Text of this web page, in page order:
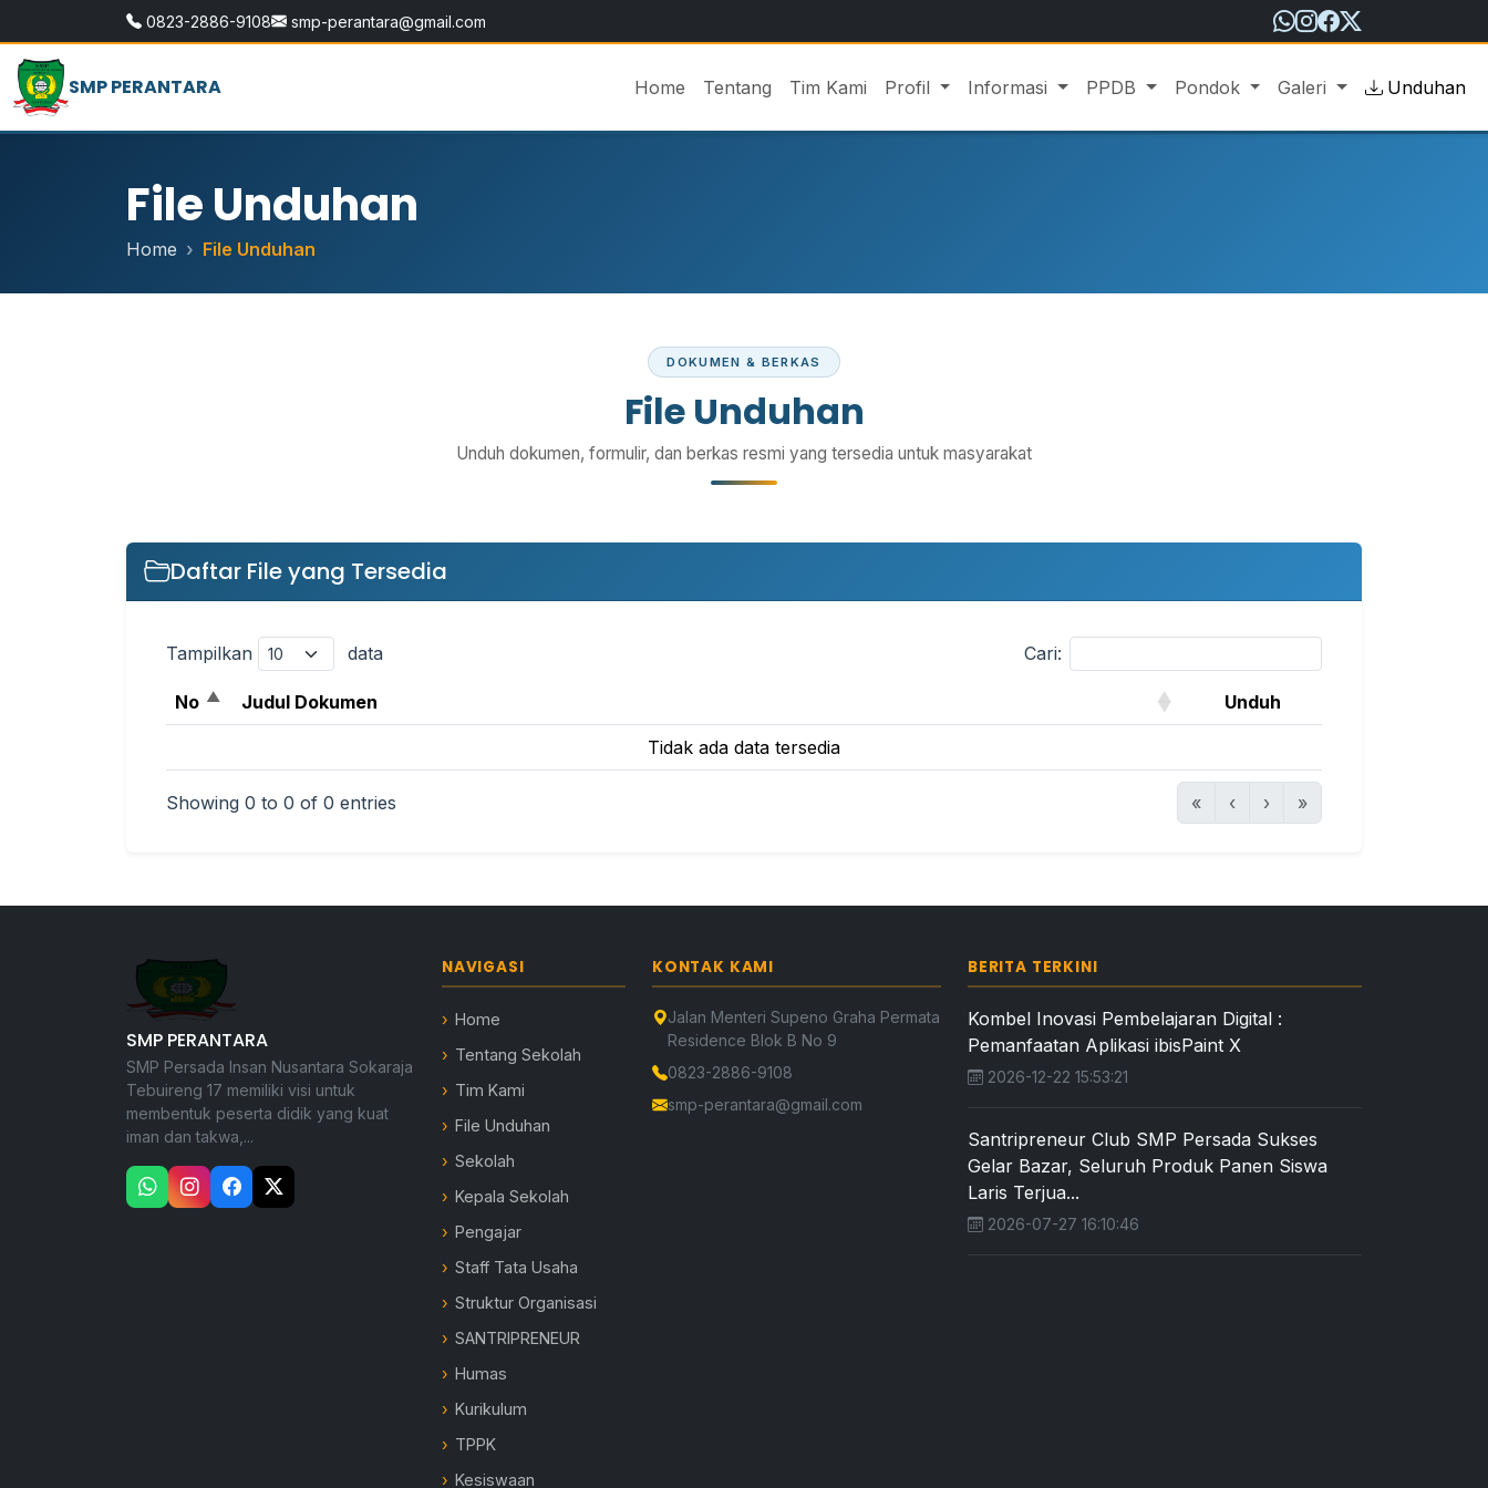
0823-2886-9108 smp-perantara@gmail.com
SMP PERANTARA Home Tentang Tim Kami Profil Informasi PPDB Pondok Galeri Unduhan
File Unduhan
Home File Unduhan
DOKUMEN & BERKAS
File Unduhan
Unduh dokumen, formulir, dan berkas resmi yang tersedia untuk masyarakat
Daftar File yang Tersedia
Tampilkan data Cari:
No Judul Dokumen Unduh
Tidak ada data tersedia
Showing 0 to 0 of 0 entries « ‹ › »
SMP PERANTARA
SMP Persada Insan Nusantara Sokaraja
Tebuireng 17 memiliki visi untuk
membentuk peserta didik yang kuat
iman dan takwa,...
NAVIGASI
Home
Tentang Sekolah
Tim Kami
File Unduhan
Sekolah
Kepala Sekolah
Pengajar
Staff Tata Usaha
Struktur Organisasi
SANTRIPRENEUR
Humas
Kurikulum
TPPK
Kesiswaan
KONTAK KAMI
Jalan Menteri Supeno Graha Permata
Residence Blok B No 9
0823-2886-9108
smp-perantara@gmail.com
BERITA TERKINI
Kombel Inovasi Pembelajaran Digital :
Pemanfaatan Aplikasi ibisPaint X
2026-12-22 15:53:21
Santripreneur Club SMP Persada Sukses
Gelar Bazar, Seluruh Produk Panen Siswa
Laris Terjua...
2026-07-27 16:10:46